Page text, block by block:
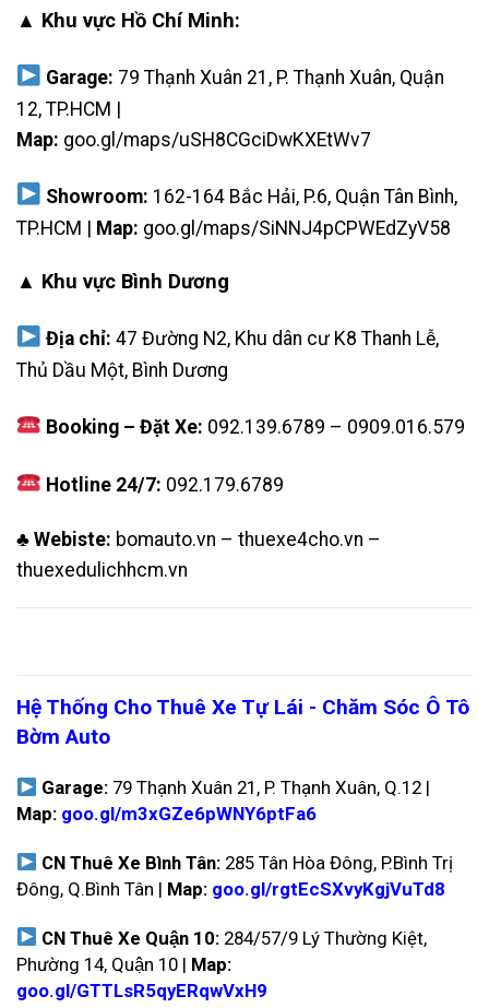
▲ Khu vực Hồ Chí Minh:
Garage: 79 Thạnh Xuân 21, P. Thạnh Xuân, Quận
12, TP.HCM |
Map: goo.gl/maps/uSH8CGciDwKXEtWv7
Showroom: 162-164 Bắc Hải, P.6, Quận Tân Bình,
TP.HCM | Map: goo.gl/maps/SiNNJ4pCPWEdZyV58
▲ Khu vực Bình Dương
Địa chỉ: 47 Đường N2, Khu dân cư K8 Thanh Lễ,
Thủ Dầu Một, Bình Dương
Booking – Đặt Xe: 092.139.6789 – 0909.016.579
Hotline 24/7: 092.179.6789
♣︎ Webiste: bomauto.vn – thuexe4cho.vn –
thuexedulichhcm.vn
Hệ Thống Cho Thuê Xe Tự Lái - Chăm Sóc Ô Tô
Bờm Auto
Garage: 79 Thạnh Xuân 21, P. Thạnh Xuân, Q.12 |
Map: goo.gl/m3xGZe6pWNY6ptFa6
CN Thuê Xe Bình Tân: 285 Tân Hòa Đông, P.Bình Trị
Đông, Q.Bình Tân | Map: goo.gl/rgtEcSXvyKgjVuTd8
CN Thuê Xe Quận 10: 284/57/9 Lý Thường Kiệt,
Phường 14, Quận 10 | Map:
goo.gl/GTTLsR5qyERqwVxH9